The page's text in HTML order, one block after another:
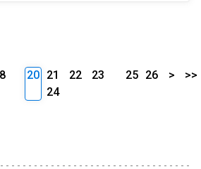
20 21 22
23
24
25 26 > >>